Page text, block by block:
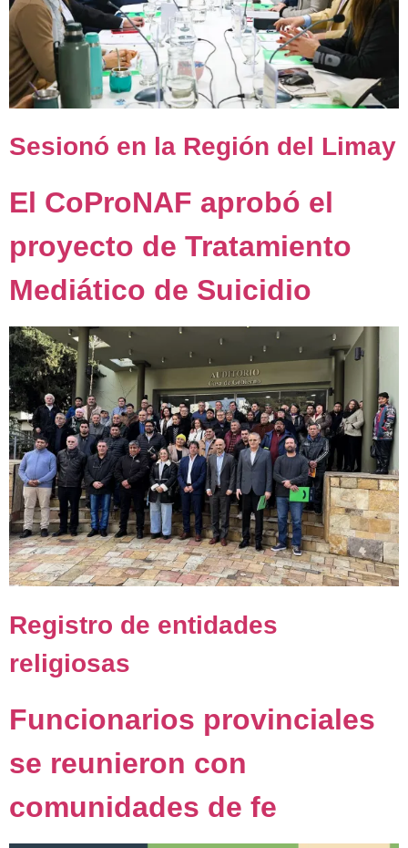
Sesionó en la Región del Limay
El CoProNAF aprobó el
proyecto de Tratamiento
Mediático de Suicidio
Registro de entidades
religiosas
Funcionarios provinciales
se reunieron con
comunidades de fe